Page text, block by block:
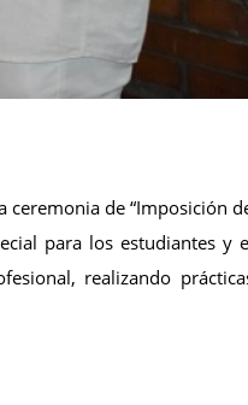
ceremonia de “Imposición
para los estudiantes y
realizando